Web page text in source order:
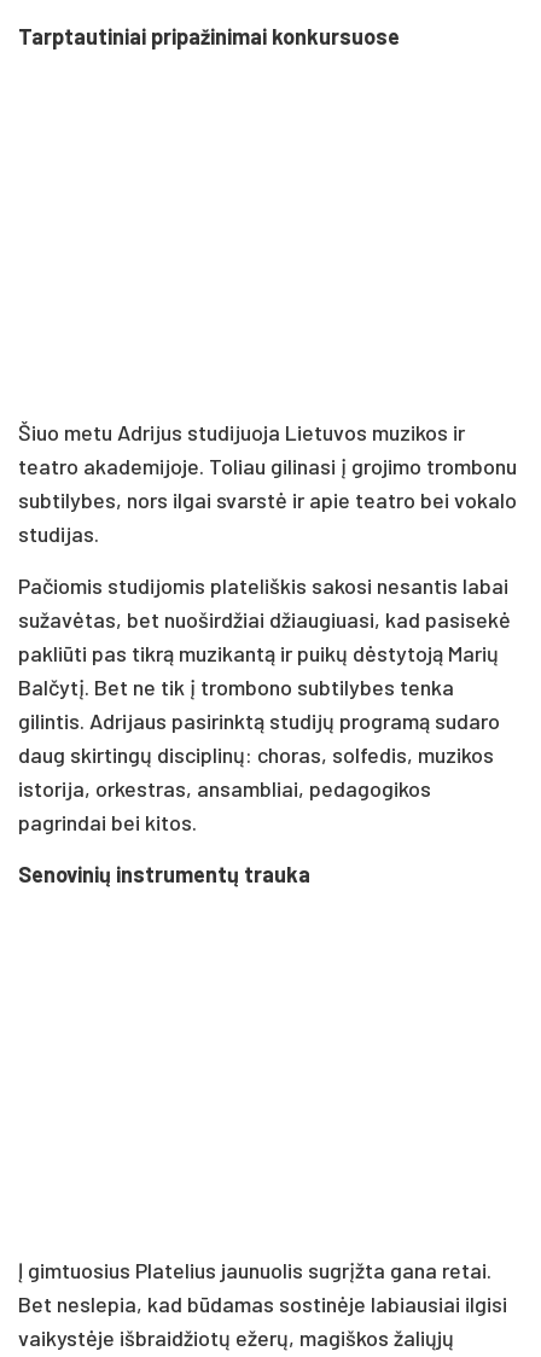
Tarptautiniai pripažinimai konkursuose
Šiuo metu Adrijus studijuoja Lietuvos muzikos ir
teatro akademijoje. Toliau gilinasi į grojimo trombonu
subtilybes, nors ilgai svarstė ir apie teatro bei vokalo
studijas.
Pačiomis studijomis plateliškis sakosi nesantis labai
sužavėtas, bet nuoširdžiai džiaugiuasi, kad pasisekė
pakliūti pas tikrą muzikantą ir puikų dėstytoją Marių
Balčytį. Bet ne tik į trombono subtilybes tenka
gilintis. Adrijaus pasirinktą studijų programą sudaro
daug skirtingų disciplinų: choras, solfedis, muzikos
istorija, orkestras, ansambliai, pedagogikos
pagrindai bei kitos.
Senovinių instrumentų trauka
Į gimtuosius Platelius jaunuolis sugrįžta gana retai.
Bet neslepia, kad būdamas sostinėje labiausiai ilgisi
vaikystėje išbraidžiotų ežerų, magiškos žaliųjų